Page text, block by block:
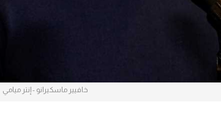
خافيير ماسكيرانو - إنتر ميامي